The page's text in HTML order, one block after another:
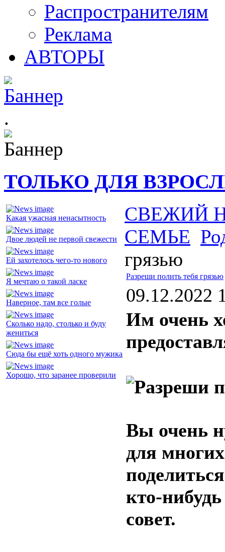
Распространителям
Реклама
АВТОРЫ
.
ТОЛЬКО ДЛЯ
Какая ужасная ненасытность
Двое людей не первой свежести
Ей захотелось чего-то нового
Я мечтаю о такой ласке
Наверное, там все голые
Сколько надо, столько и буду
жениться
Сюда бы ещё хоть одного мужика
Хорошо, что заранее проверили
СВЕЖИЙ
СЕМЬЕ
грязью
Разреши полить тебя грязью
09.12.2022
Им очень
Вы очень
для
кто-
совет.